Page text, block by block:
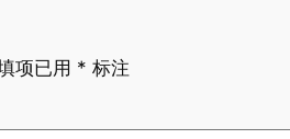
项已用 * 标注